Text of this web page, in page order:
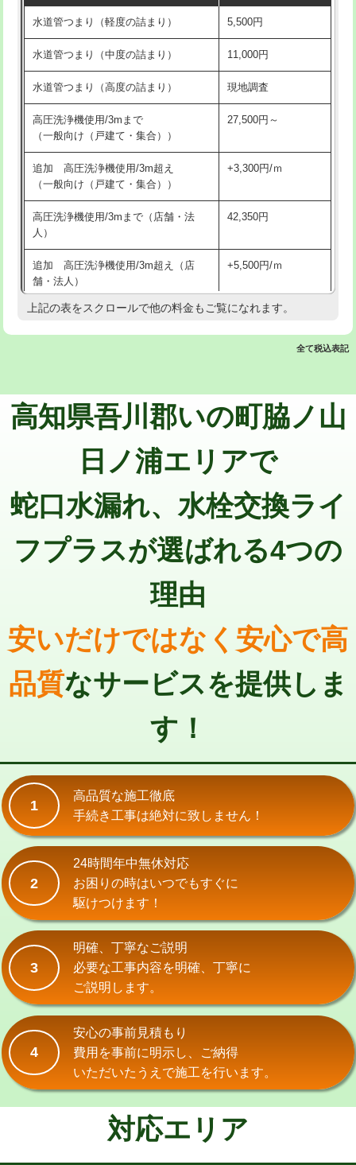
洗面台設置 38,500円
化粧台設置 22,000円
追加人工 16,500円
廃棄・処分 現場見積
※給水管工事は20mmまでの価格です。
交換・取付(排水栓・排水トラップ
22,000円+材料費
持込商品取付（混合水栓）
持込商品取付（浄水器・分岐水栓） 16,500円
業）
排水管工事（追加 排水管工事/3ｍ超
え）
マス交換（土の掘削・埋め戻し作業） 11,000円~
マス交換（深さ50㎝以上） 66,000円
コンクリート斫り（厚さ10㎝超え） 38,500円
モルタル補修（厚さ10㎝まで） 27,500円
モルタル補修（厚さ10㎝超え）
追加人工 16,500円
水道管つまり（軽度の詰まり） 5,500円
水道管つまり（中度の詰まり） 11,000円
水道管つまり（高度の詰まり） 現地調査
高圧洗浄機使用/3mまで
（一般向け（戸建て・集合））
27,500円～
追加 高圧洗浄機使用/3m超え
（一般向け（戸建て・集合））
+3,300円/ｍ
高圧洗浄機使用/3mまで（店舗・法
人）
42,350円
追加 高圧洗浄機使用/3m超え（店
舗・法人）
+5,500円/ｍ
高度高圧洗浄換 現地調査
追加トーラー機使用/3m超え +3,300円
8,800円
止水・漏水調査・防水処理・清掃・修
11,000円
止水・漏水調査・防水処理・清掃・修
22,000円
止水・漏水調査・防水処理・清掃・修
その他部品の脱着 8,800円～
交換・取付（タンク） 22,000円+材料費
交換・取付(単水栓（壁付・デッキ
式・ワンホール）)
交換・取付(排水栓・排水トラップ
（P/S/ポップアップ））
22,000円+材料費
交換・取付（その他部品）
持込商品取付（単水栓）
持込商品取付（混合水栓） 16,500円
持込商品取付（浄水器・分岐水栓） 16,500円
給水管工事※（ホール加工)
給水管工事※（バンド止め)
給水管工事※（支持金具設置) 5,500円
給水管工事※（保温材使用（バンド止
め込み）)
5,500円
給水管工事※（土の掘削・埋め戻し作
11,000円
上記の表をスクロールで他の料金もご覧になれます。
全て税込表記
高知県吾川郡いの町脇ノ山
日ノ浦エリアで
蛇口水漏れ、水栓交換ライ
フプラスが選ばれる4つの
理由
安いだけではなく安心で高
品質なサービスを提供しま
す！
1
高品質な施工徹底
手続き工事は絶対に致しません！
2
24時間年中無休対応
お困りの時はいつでもすぐに
駆けつけます！
3
明確、丁寧なご説明
必要な工事内容を明確、丁寧に
ご説明します。
4
安心の事前見積もり
費用を事前に明示し、ご納得
いただいたうえで施工を行います。
対応エリア